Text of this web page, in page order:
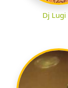
Dj Lugi